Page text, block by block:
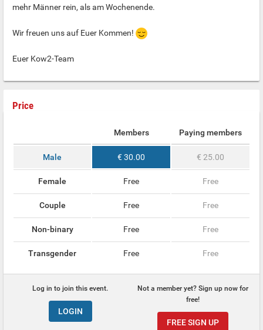
mehr Männer rein, als am Wochenende.
Wir freuen uns auf Euer Kommen!
Euer Kow2-Team
Price
Members Paying members
Male € 30.00 € 25.00
Female Free Free
Couple Free Free
Non-binary Free Free
Transgender Free Free
Log in to join this event.
LOGIN
Not a member yet? Sign up now for
free!
FREE SIGN UP